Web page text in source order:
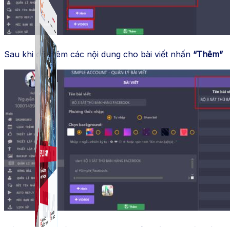
Simple Live
Phần mềm tạo kịch bản bình luận livestream Tiktok
Sau khi đã thêm các nội dung cho bài viết nhấn “Thêm”